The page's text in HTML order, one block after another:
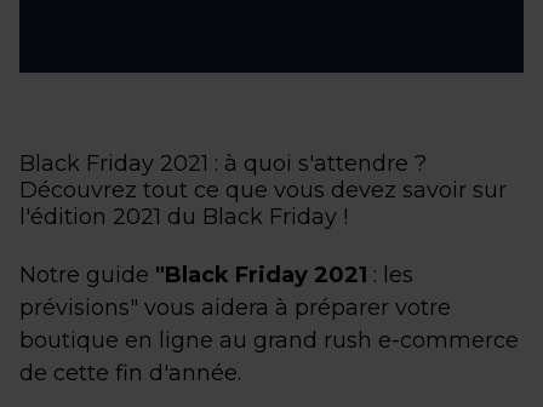
Black Friday 2021 : à quoi s'attendre ?
Découvrez tout ce que vous devez savoir sur
l'édition 2021 du Black Friday !
Notre guide "Black Friday 2021 : les
prévisions" vous aidera à préparer votre
boutique en ligne au grand rush e-commerce
de cette fin d'année.